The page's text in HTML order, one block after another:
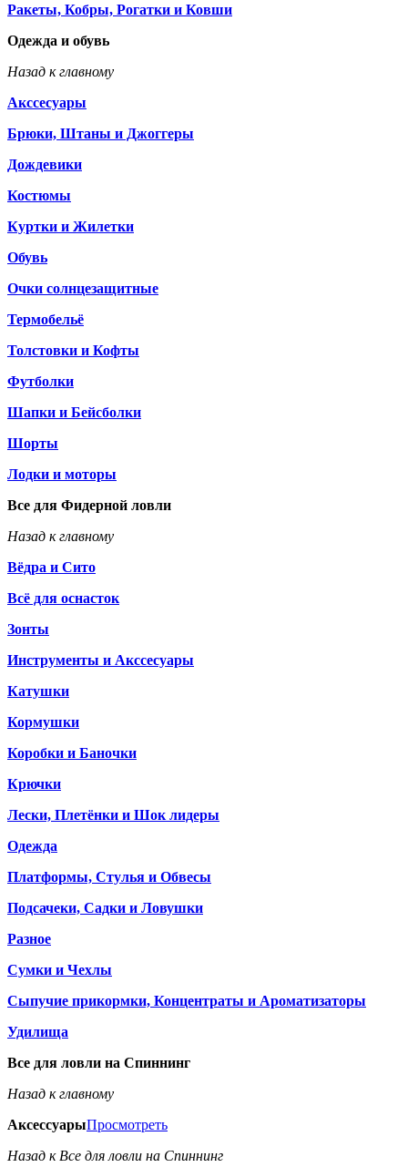
Ракеты, Кобры, Рогатки и Ковши
Одежда и обувь
Назад к главному
Акссесуары
Брюки, Штаны и Джоггеры
Дождевики
Костюмы
Куртки и Жилетки
Обувь
Очки солнцезащитные
Термобельё
Толстовки и Кофты
Футболки
Шапки и Бейсболки
Шорты
Лодки и моторы
Все для Фидерной ловли
Назад к главному
Вёдра и Сито
Всё для оснасток
Зонты
Инструменты и Акссесуары
Катушки
Кормушки
Коробки и Баночки
Крючки
Лески, Плетёнки и Шок лидеры
Одежда
Платформы, Стулья и Обвесы
Подсачеки, Садки и Ловушки
Разное
Сумки и Чехлы
Сыпучие прикормки, Концентраты и Ароматизаторы
Удилища
Все для ловли на Спиннинг
Назад к главному
АксессуарыПросмотреть
Назад к Все для ловли на Спиннинг